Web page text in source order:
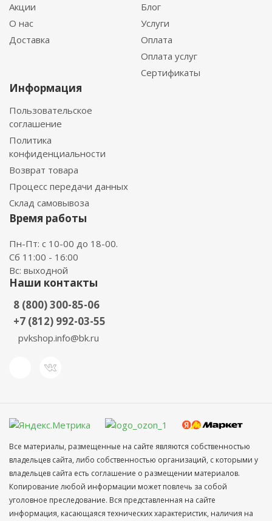
Акции
О нас
Доставка
Блог
Услуги
Оплата
Оплата услуг
Сертификаты
Информация
Пользовательское
соглашение
Политика
конфиденциальности
Возврат товара
Процесс передачи данных
Склад самовывоза
Время работы
Пн-Пт: с 10-00 до 18-00.
Сб 11:00 - 16:00
Вс: выходной
Наши контакты
8 (800) 300-85-06
+7 (812) 992-03-55
pvkshop.info@bk.ru
Все материалы, размещенные на сайте являются собственностью
владельцев сайта, либо собственностью организаций, с которыми у
владельцев сайта есть соглашение о размещении материалов.
Копирование любой информации может повлечь за собой
уголовное преследование. Вся представленная на сайте
информация, касающаяся технических характеристик, наличия на